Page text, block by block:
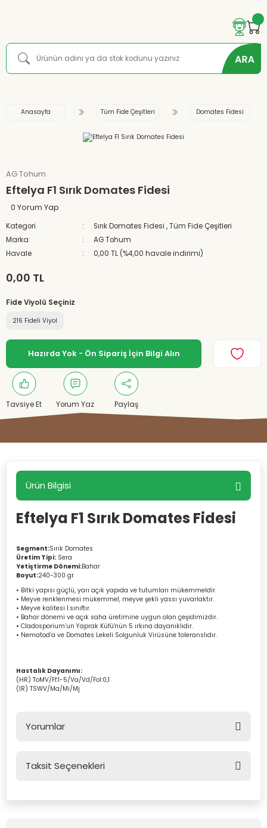
Anasayfa Tüm Fide Çeşitleri Domates Fidesi
AG Tohum
Eftelya F1 Sırık Domates Fidesi
0 Yorum Yap
Kategori Sırık Domates Fidesi ,Tüm Fide Çeşitleri
Marka
AG Tohum
Havale
0,00 TL (%4,00 havale indirimi)
0,00 TL
Fide Viyolü Seçiniz
216 Fideli Viyol
Hazırda Yok - Ön Sipariş İçin Bilgi Alın
Tavsiye Et Yorum Yaz Paylaş
Ürün Bilgisi
Eftelya F1 Sırık Domates Fidesi
Segment:Sırık Domates
Üretim Tipi: Sera
Yetiştirme Dönemi:Bahar
Boyut:240-300 gr
• Bitki yapısı güçlü, yarı açık yapıda ve tutumları mükemmeldir.
• Meyve renklenmesi mükemmel, meyve şekli yassı yuvarlaktır.
• Meyve kalitesi 1.sınıftır.
• Bahar dönemi ve açık saha üretimine uygun olan çeşidimizdir.
• Cladosporium’un Yaprak Küfü'nün 5 ırkına dayanıklıdır.
• Nematod’a ve Domates Lekeli Solgunluk Virüsüne toleranslıdır.
Hastalık Dayanımı:
(HR) ToMV/Ff:1-5/Va/Vd/Fol:0,1
(IR) TSWV/Ma/Mi/Mj
Yorumlar
Taksit Seçenekleri